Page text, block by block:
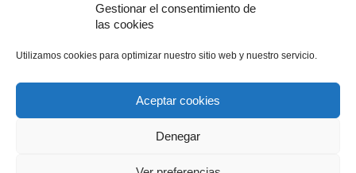
Gestionar el consentimiento de
las cookies
Utilizamos cookies para optimizar nuestro sitio web y nuestro servicio.
Aceptar cookies
Denegar
Enlaces de interés
www.arditec.es